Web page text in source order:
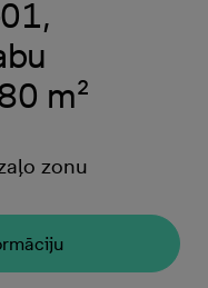
m²
zonu